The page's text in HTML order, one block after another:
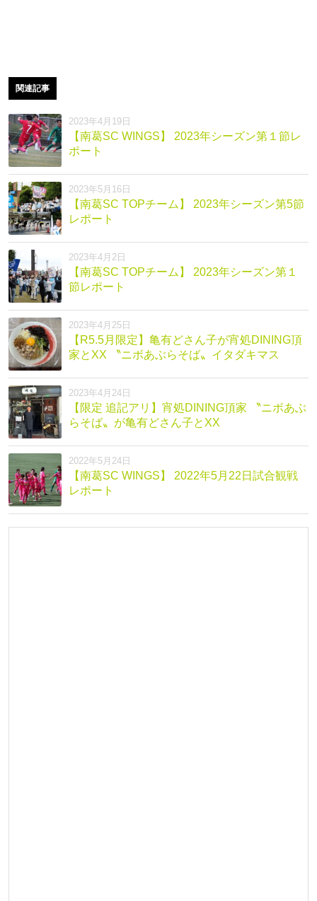
関連記事
2023年4月19日
【南葛SC WINGS】 2023年シーズン第１節レ
ポート
2023年5月16日
【南葛SC TOPチーム】 2023年シーズン第5節
レポート
2023年4月2日
【南葛SC TOPチーム】 2023年シーズン第１
節レポート
2023年4月25日
【R5.5月限定】亀有どさん子が宵処DINING頂
家とXX 〝ニボあぶらそば〟イタダキマス
2023年4月24日
【限定 追記アリ】宵処DINING頂家 〝ニボあぶ
らそば〟が亀有どさん子とXX
2022年5月24日
【南葛SC WINGS】 2022年5月22日試合観戦
レポート